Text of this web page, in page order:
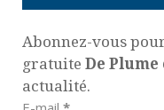
Abonnez-vous
gratuite De Plume
actualité.